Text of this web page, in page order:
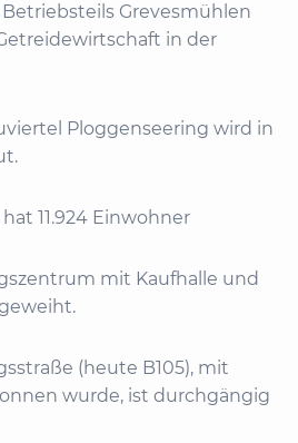
Grevesmühlen
in der
Ploggenseering wird in
11.924 Einwohner
mit Kaufhalle und
(heute B105), mit
wurde, ist durchgängig